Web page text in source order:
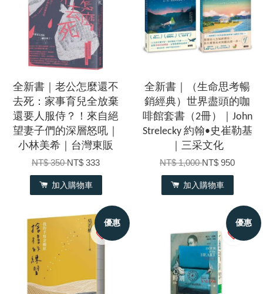
全新書｜老公怎麼還不
去死：家事育兒全放棄
還要人服侍？！來自絕
望妻子們的深層怒吼｜
小林美希｜台灣東販
NT$ 350NT$ 333
加入購物車
全新書｜（生命思考暢
銷經典）世界盡頭的咖
啡館套書（2冊）｜John
Strelecky 約翰•史崔勒基
｜三采文化
NT$ 1,000NT$ 950
加入購物車
優惠 優惠